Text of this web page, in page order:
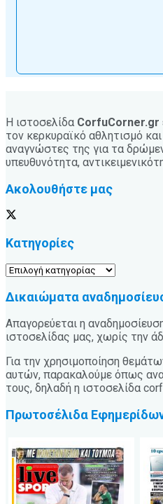
Η ιστοσελίδα CorfuCorner.gr
τον κερκυραϊκό αθλητισμό
αναγνώστες της για τα
υπευθυνότητα,
Ακολουθήστε μας
Κατηγορίες
Κατηγορίες
Δικαιώματα
Απαγορεύεται η
ιστοσελίδας μας, χωρίς την
Για την χρησιμοποίηση
αυτών, παρακαλούμε όπως
τους, δηλαδή η ιστοσελίδα
Πρωτοσέλιδα